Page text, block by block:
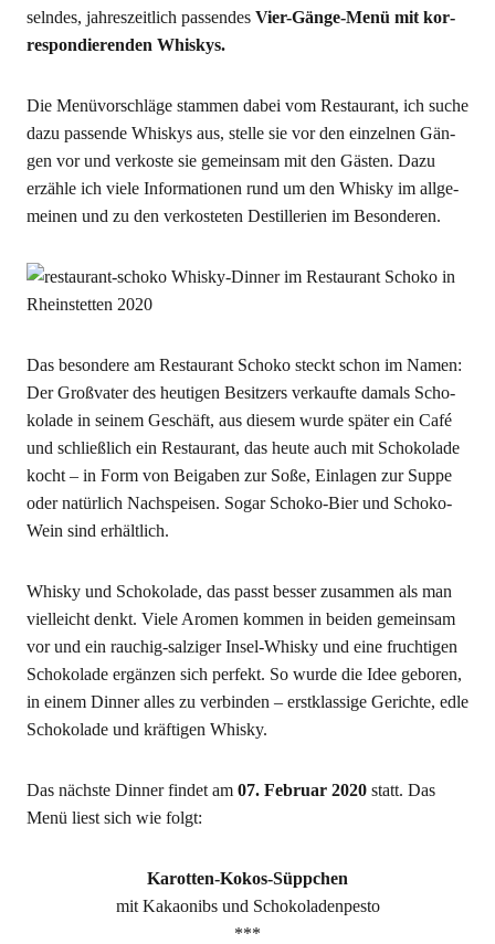
seln­des, jah­res­zeit­lich pas­sen­des Vier-Gän­ge-Menü mit kor­
re­spon­die­ren­den Whiskys.
Die Menü­vor­schlä­ge stam­men dabei vom Restau­rant, ich suche
dazu pas­sen­de Whis­kys aus, stel­le sie vor den ein­zel­nen Gän­
gen vor und ver­kos­te sie gemein­sam mit den Gäs­ten. Dazu
erzäh­le ich vie­le Infor­ma­tio­nen rund um den Whis­ky im all­ge­
mei­nen und zu den ver­kos­te­ten Destil­le­rien im Besonderen.
Das beson­de­re am Restau­rant Scho­ko steckt schon im Namen:
Der Groß­va­ter des heu­ti­gen Besit­zers ver­kauf­te damals Scho­
ko­la­de in sei­nem Geschäft, aus die­sem wur­de spä­ter ein Café
und schließ­lich ein Restau­rant, das heu­te auch mit Scho­ko­la­de
kocht – in Form von Bei­ga­ben zur Soße, Ein­la­gen zur Sup­pe
oder natür­lich Nach­spei­sen. Sogar Scho­ko-Bier und Scho­ko-
Wein sind erhältlich.
Whis­ky und Scho­ko­la­de, das passt bes­ser zusam­men als man
viel­leicht denkt. Vie­le Aro­men kom­men in bei­den gemein­sam
vor und ein rau­chig-sal­zi­ger Insel-Whis­ky und eine fruch­ti­gen
Scho­ko­la­de ergän­zen sich per­fekt. So wur­de die Idee gebo­ren,
in einem Din­ner alles zu ver­bin­den – erst­klas­si­ge Gerich­te, edle
Scho­ko­la­de und kräf­ti­gen Whisky.
Das nächs­te Din­ner fin­det am 07. Febru­ar 2020statt. Das
Menü liest sich wie folgt:
Karot­ten-Kokos-Süpp­chen
mit Kakao­nibs und Schokoladenpesto
***